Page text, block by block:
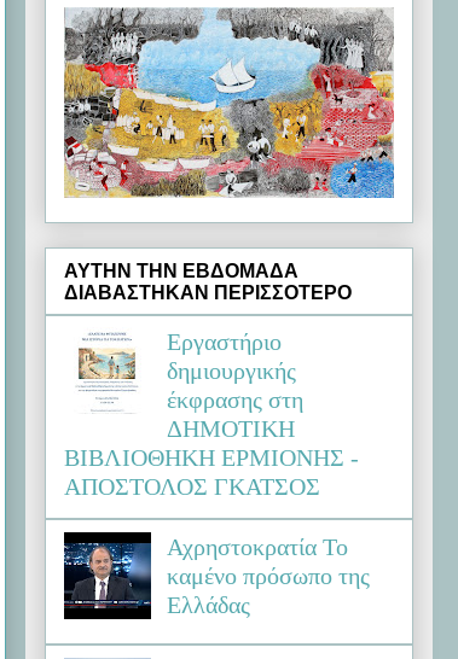
ΑΥΤΗΝ ΤΗΝ ΕΒΔΟΜΑΔΑ
ΔΙΑΒΑΣΤΗΚΑΝ ΠΕΡΙΣΣΟΤΕΡΟ
Εργαστήριο
δημιουργικής
έκφρασης στη
ΔΗΜΟΤΙΚΗ
ΒΙΒΛΙΟΘΗΚΗ ΕΡΜΙΟΝΗΣ -
ΑΠΟΣΤΟΛΟΣ ΓΚΑΤΣΟΣ
Αχρηστοκρατία Το
καμένο πρόσωπο της
Ελλάδας